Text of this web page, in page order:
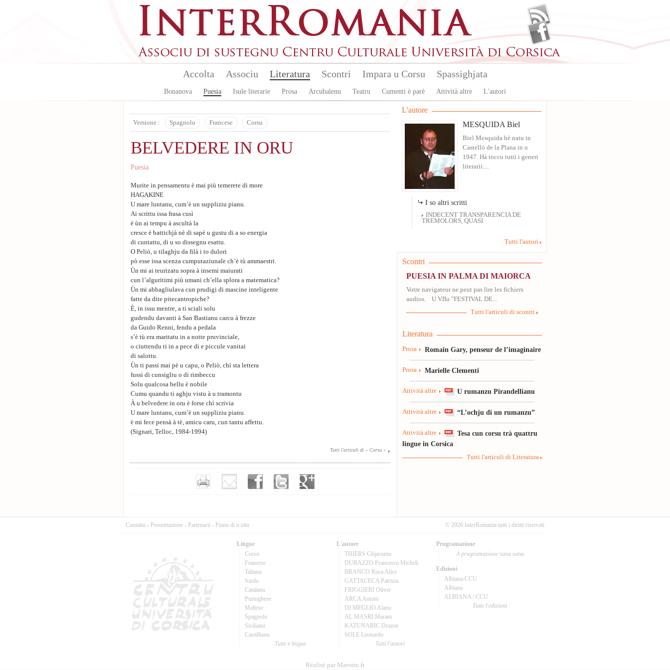
Accolta Associu Literatura
Bonanova Puesia Isule literarie Prosa Arcubalenu Teatru Cumenti è parè Attività altre L'autori
Scontri Impara u Corsu Spassighjata
Versione : Spagnolu Francese Corsu
BELVEDERE IN ORU
Puesia
Murite in pensamentu è mai più temerete di more
HAGAKINE
U mare luntanu, cum’è un suppliziu pianu.
Ai scrittu issa frasa cusì
è ùn ai tempu à ascultà la
cresce è battichjà nè di sapè u gustu di a so energia
di cuntattu, di u so dissegnu esattu.
O Peliò, u tilaghju da filà i to dulori
pò esse issa scenza cumputaziunale ch’è tù ammaestri.
Ùn mi ai teurizatu sopra à insemi maiurati
cun l’alguritimi più umani ch’ella splora a matematica?
Ùn mi abbagliulava cun prudigi di mascine inteligente
fatte da dite pitecantropiche?
È, in issu mentre, a ti sciali solu
gudendu davanti à San Bastianu carcu à frezze
da Guido Renni, fendu a pedala
s’è tù era maritatu in a notte pruvinciale,
o ciuttendu ti in a pece di e piccule vanitai
di salottu.
Ùn ti passi mai pè u capu, o Peliò, chì sta lettera
fussi di cunsigliu o di rimbeccu
Solu qualcosa bellu è nobile
Cumu quandu ti aghju vistu à u tramontu
À u belvedere in oru è forse chì scrivia
U mare luntanu, cum’è un suppliziu pianu.
è mi fece pensà à tè, amicu caru, cun tantu affettu.
(Signari, Telloc, 1984-1994)
Tutti l'articuli di « Corsu »
L'autore
MESQUIDA Biel
Biel Mesquida hè natu in
Castelló de la Plana in u
1947. Hà toccu tutti i generi
literarii:...
I so altri scritti
INDECENT TRANSPARENCIA DE
TREMOLORS, QUASI
Tutti l'autori
Scontri
PUESIA IN PALMA DI MAIORCA
Votre navigateur ne peut pas lire les fichiers
audios. U VIIu "FESTIVAL DE...
Tutti l'articuli di scontri
Literatura
Prosa Romain Gary, penseur de l’imaginaire
Prosa Marielle Clementi
Attività altre U rumanzu Pirandellianu
Attività altre “L’ochju di un rumanzu”
Attività altre
Tesa cun corsu trà quattru
lingue in Corsica
Tutti l'articuli di Literatura
Cuntattu - Presentazione - Partenarii - Pianu di u situ © 2026 InterRomania tutti i diritti riservati
Lingue
Corsu
Francese
Talianu
Sardu
Catalanu
Purtughese
Maltese
Spagnolu
Sicilianu
Castillianu
Tutte e lingue
L'autore
THIERS Ghjacumu
DURAZZO Francescu Micheli
BRANCO Rosa Alice
GATTACECA Patrizia
FRIGGIERI Oliver
ARCA Antoni
DI MEGLIO Alanu
AL MASRI Maram
KATUNARIC Drazen
SOLE Leonardo
Tutti l'autori
Prugramazione
A prugramazione sana sana
Edizioni
Albiana-CCU
Albiana
ALBIANA / CCU
Tutte l'edizioni
Réalisé par Maestru.fr